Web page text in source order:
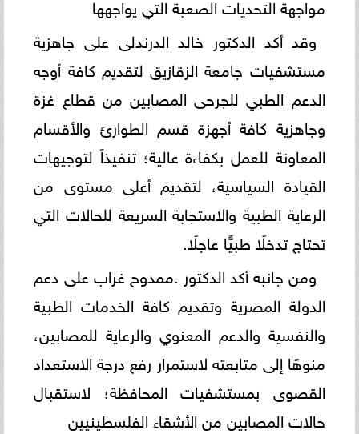
مواجهة التحديات الصعبة التي يواجهها
وقد أكد الدكتور خالد الدرندلى على جاهزية
مستشفيات جامعة الزقازيق لتقديم كافة أوجه
الدعم الطبي للجرحى المصابين من قطاع غزة
وجاهزية كافة أجهزة قسم الطوارئ والأقسام
المعاونة للعمل بكفاءة عالية؛ تنفيذاً لتوجيهات
القيادة السياسية، لتقديم أعلى مستوى من
الرعاية الطبية والاستجابة السريعة للحالات التي
تحتاج تدخلًا طبيًّا عاجلًا.
ومن جانبه أكد الدكتور .ممدوح غراب على دعم
الدولة المصرية وتقديم كافة الخدمات الطبية
والنفسية والدعم المعنوي والرعاية للمصابين،
منوهًا إلى متابعته لاستمرار رفع درجة الاستعداد
القصوى بمستشفيات المحافظة؛ لاستقبال
حالات المصابين من الأشقاء الفلسطينيين